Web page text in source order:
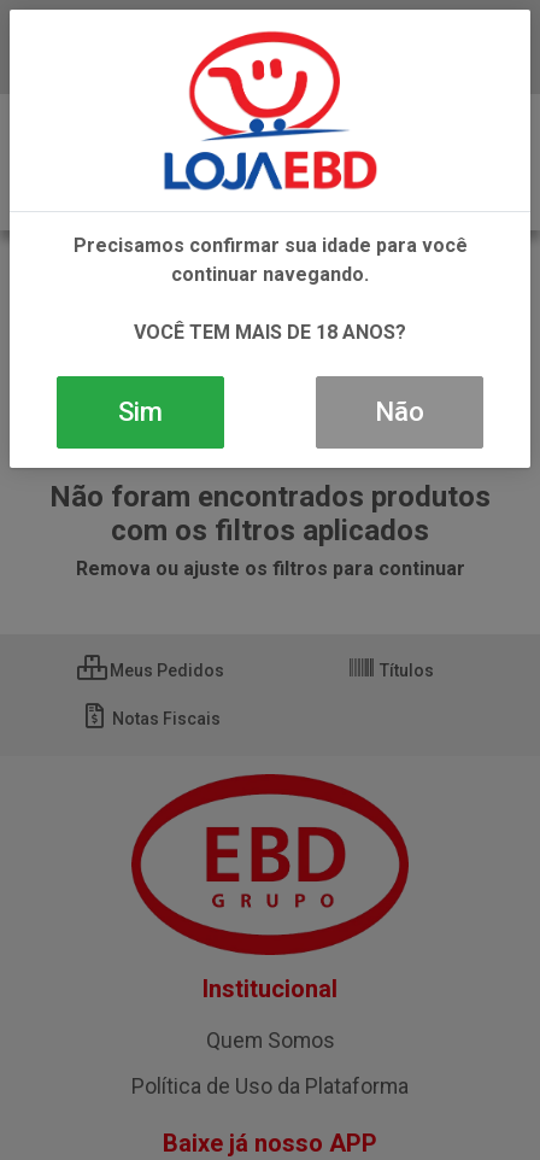
Não foram encontrados produtos
com os filtros aplicados
Remova ou ajuste os filtros para continuar
Meus Pedidos Títulos
Notas Fiscais
Institucional
Quem Somos
Política de Uso da Plataforma
Baixe já nosso APP
Precisamos confirmar sua idade para você
continuar navegando.
VOCÊ TEM MAIS DE 18 ANOS?
Sim Não